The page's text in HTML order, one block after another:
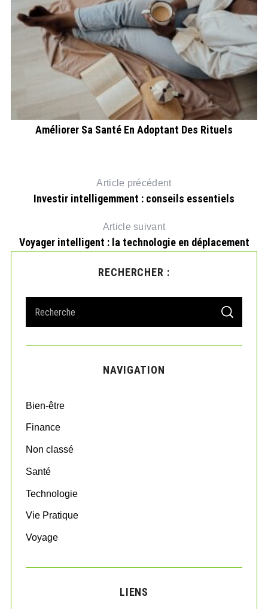
Améliorer Sa Santé En Adoptant Des Rituels
Article précédent
Investir intelligemment : conseils essentiels
Article suivant
Voyager intelligent : la technologie en déplacement
RECHERCHER :
a
r
o
:
S
A
C
NAVIGATION
Bien-être
Finance
Non classé
Santé
Technologie
Vie Pratique
Voyage
LIENS